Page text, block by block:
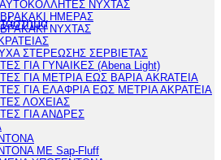
ΝΥΧΤΑΣ
ΗΜΕΡΑΣ
ΝΥΧΤΑΣ
ΣΤΕΡΕΩΣΗΣ ΣΕΡΒΙΕΤΑΣ
ΓΙΑ ΓΥΝΑΙΚΕΣ (Abena Light)
ΓΙΑ ΜΕΤΡΙΑ ΕΩΣ ΒΑΡΙΑ AKRATEIA
ΓΙΑ ΕΛΑΦΡΙΑ ΕΩΣ ΜΕΤΡΙΑ ΑΚΡΑΤΕΙΑ
ΛΟΧΕΙΑΣ
ΓΙΑ ΑΝΔΡΕΣ
ΜΕ Sap-Fluff